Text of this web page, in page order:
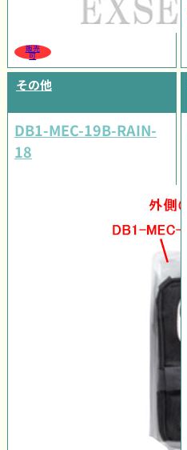
販売
可
その他
DB1-MEC-19B-RAIN-
18